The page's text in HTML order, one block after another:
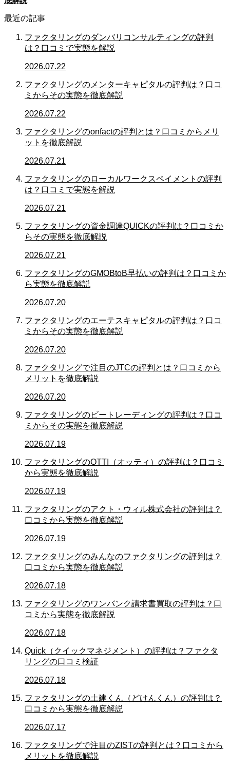
最近の記事
ファクタリングのダンバリコンサルティングの評判
は？口コミで実態を解説
2026.07.22
ファクタリングのメンターキャピタルの評判は？口コ
ミからその実態を徹底解説
2026.07.22
ファクタリングのonfactの評判とは？口コミからメリ
ットを徹底解説
2026.07.21
ファクタリングのローカルワークスペイメントの評判
は？口コミで実態を解説
2026.07.21
ファクタリングの資金調達QUICKの評判は？口コミか
らその実態を徹底解説
2026.07.21
ファクタリングのGMOBtoB早払いの評判は？口コミか
ら実態を徹底解説
2026.07.20
ファクタリングのエーテスキャピタルの評判は？口コ
ミからその実態を徹底解説
2026.07.20
ファクタリングで注目のJTCの評判とは？口コミから
メリットを徹底解説
2026.07.20
ファクタリングのビートレーディングの評判は？口コ
ミからその実態を徹底解説
2026.07.19
ファクタリングのOTTI（オッティ）の評判は？口コミ
から実態を徹底解説
2026.07.19
ファクタリングのアクト・ウィル株式会社の評判は？
口コミから実態を徹底解説
2026.07.19
ファクタリングのみんなのファクタリングの評判は？
口コミから実態を徹底解説
2026.07.18
ファクタリングのワンバンク請求書買取の評判は？口
コミから実態を徹底解説
2026.07.18
Quick（クイックマネジメント）の評判は？ファクタ
リングの口コミ検証
2026.07.18
ファクタリングの土建くん（どけんくん）の評判は？
口コミから実態を徹底解説
2026.07.17
ファクタリングで注目のZISTの評判とは？口コミから
メリットを徹底解説